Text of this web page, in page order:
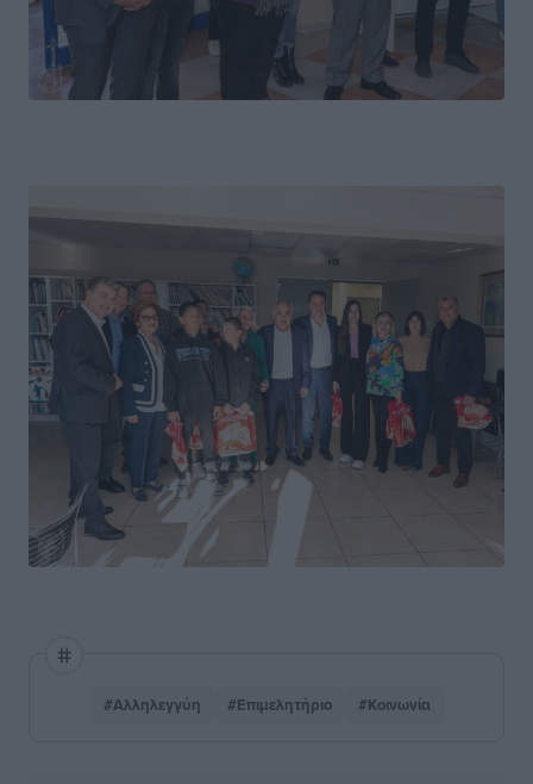
#Αλληλεγγύη #Επιμελητήριο #Κοινωνία